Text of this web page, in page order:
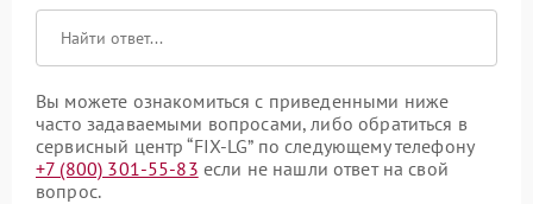
Вы можете ознакомиться с приведенными ниже
часто задаваемыми вопросами, либо обратиться в
сервисный центр “FIX-LG” по следующему телефону
+7 (800) 301-55-83 если не нашли ответ на свой
вопрос.